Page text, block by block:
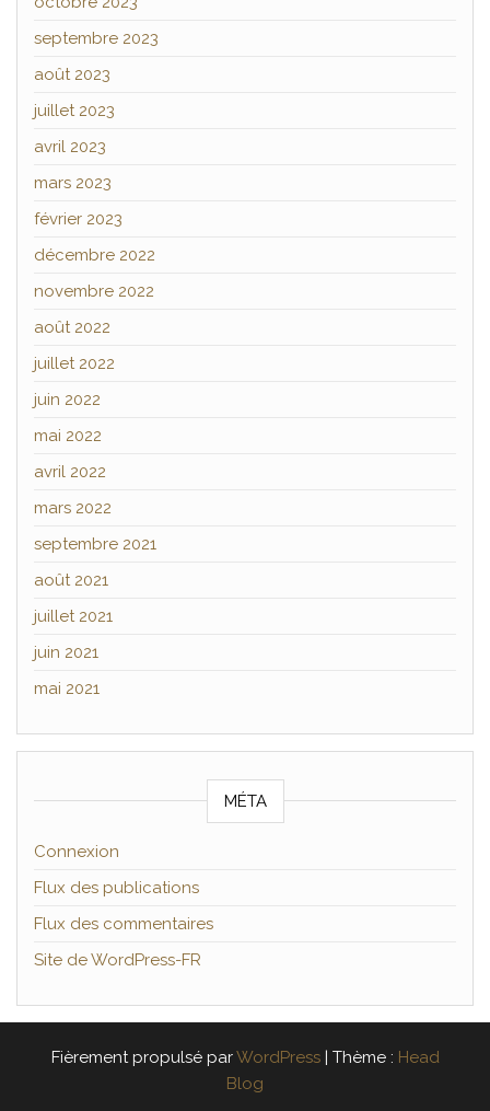
septembre 2023
août 2023
juillet 2023
avril 2023
mars 2023
février 2023
décembre 2022
novembre 2022
août 2022
juillet 2022
juin 2022
mai 2022
avril 2022
mars 2022
septembre 2021
août 2021
juillet 2021
juin 2021
mai 2021
MÉTA
Connexion
Flux des publications
Flux des commentaires
Site de WordPress-FR
Fièrement propulsé parWordPress | Thème : Head
Blog